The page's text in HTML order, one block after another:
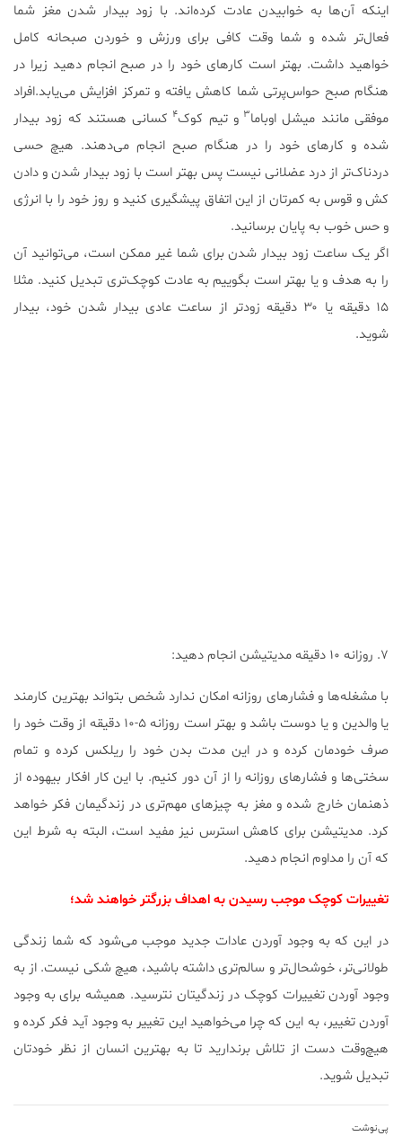
اینکه آن‌ها به خوابیدن عادت کرده‌اند. با زود بیدار شدن مغز شما
فعال‌تر شده و شما وقت کافی برای ورزش و خوردن صبحانه کامل
خواهید داشت. بهتر است کارهای خود را در صبح انجام دهید زیرا در
هنگام صبح حواس‌پرتی شما کاهش یافته و تمرکز افزایش می‌یابد.افراد
موفقی مانند میشل اوباما۳ و تیم کوک۴ کسانی هستند که زود بیدار
شده و کارهای خود را در هنگام صبح انجام می‌دهند. هیچ حسی
دردناک‌تر از درد عضلانی نیست پس بهتر است با زود بیدار شدن و دادن
کش و قوس به کمرتان از این اتفاق پیشگیری کنید و روز خود را با انرژی
و حس خوب به پایان برسانید.
اگر یک ساعت زود بیدار شدن برای شما غیر ممکن است، می‌توانید آن
را به هدف و یا بهتر است بگوییم به عادت کوچک‌تری تبدیل کنید. مثلا
۱۵ دقیقه یا ۳۰ دقیقه زودتر از ساعت عادی بیدار شدن خود، بیدار
شوید.
۷. روزانه ۱۰ دقیقه مدیتیشن انجام دهید:
با مشغله‌ها و فشارهای روزانه امکان ندارد شخص بتواند بهترین کارمند
یا والدین و یا دوست باشد و بهتر است روزانه ۵-۱۰ دقیقه از وقت خود را
صرف خودمان کرده و در این مدت بدن خود را ریلکس کرده و تمام
سختی‌ها و فشارهای روزانه را از آن دور کنیم. با این کار افکار بیهوده از
ذهنمان خارج شده و مغز به چیزهای مهم‌تری در زندگیمان فکر خواهد
کرد. مدیتیشن برای کاهش استرس نیز مفید است، البته به شرط این
که آن را مداوم انجام دهید.
تغییرات کوچک موجب رسیدن به اهداف بزرگتر خواهند شد؛
در این که به وجود آوردن عادات جدید موجب می‌شود که شما زندگی
طولانی‌تر، خوشحال‌تر و سالم‌تری داشته باشید، هیچ شکی نیست. از به
وجود آوردن تغییرات کوچک در زندگیتان نترسید. همیشه برای به وجود
آوردن تغییر، به این که چرا می‌خواهید این تغییر به وجود آید فکر کرده و
هیچ‌وقت دست از تلاش برندارید تا به بهترین انسان از نظر خودتان
تبدیل شوید.
پی‌نوشت